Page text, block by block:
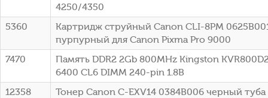
4250/4350
5360
Картридж струйный Canon CLI-8PM
пурпурный для Canon Pixma Pro 9000
7470
Память DDR2 2Gb 800MHz Kingston
6400 CL6 DIMM 240-pin 1.8В
12358
Тонер Canon C-EXV14 0384B006 черный